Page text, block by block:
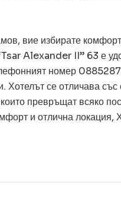
вие избирате
Alexander II” 63 е
номер
Хотелът се отличава
превръщат всяко
и отлична
в чужбина